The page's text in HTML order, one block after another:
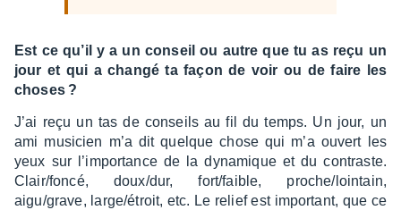
Est ce qu’il y a un conseil ou autre que tu as reçu un
jour et qui a changé ta façon de voir ou de faire les
choses ?
J’ai reçu un tas de conseils au fil du temps. Un jour, un
ami musi­cien m’a dit quelque chose qui m’a ouvert les
yeux sur l’im­por­tance de la dyna­mique et du contraste.
Clair/foncé, doux/dur, fort/faible, proche/loin­tain,
aigu/grave, large/étroit, etc. Le relief est impor­tant, que ce